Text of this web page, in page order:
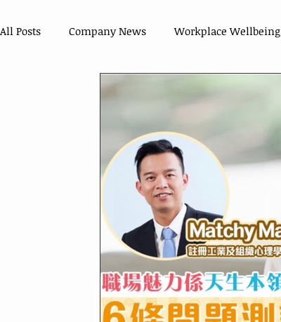
All Posts Company News Workplace Wellbeing
Competence Development
AI in Training & Development